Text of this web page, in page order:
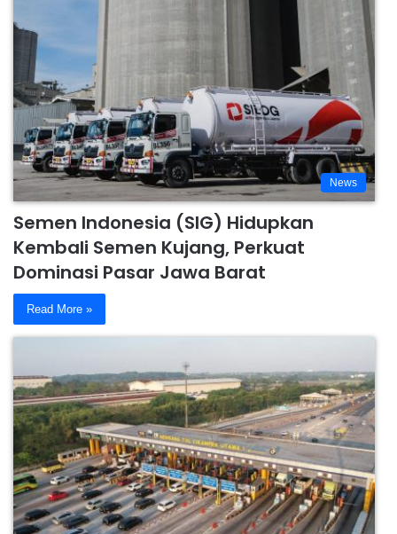
News
Semen Indonesia (SIG) Hidupkan
Kembali Semen Kujang, Perkuat
Dominasi Pasar Jawa Barat
Read More »